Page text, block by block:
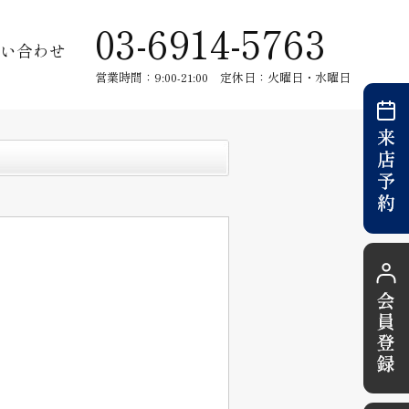
合わせ 03-6914-5763
営業時間：9:00-21:00 定休日：火曜日・水曜日